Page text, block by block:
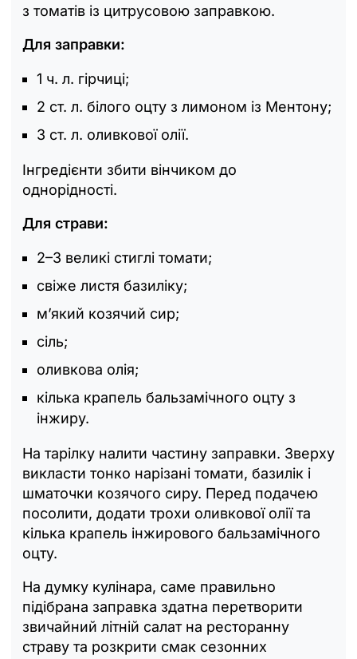
з томатів із цитрусовою заправкою.
Для заправки:
1 ч. л. гірчиці;
2 ст. л. білого оцту з лимоном із Ментону;
3 ст. л. оливкової олії.
Інгредієнти збити вінчиком до
однорідності.
Для страви:
2–3 великі стиглі томати;
свіже листя базиліку;
м’який козячий сир;
сіль;
оливкова олія;
кілька крапель бальзамічного оцту з
інжиру.
На тарілку налити частину заправки. Зверху
викласти тонко нарізані томати, базилік і
шматочки козячого сиру. Перед подачею
посолити, додати трохи оливкової олії та
кілька крапель інжирового бальзамічного
оцту.
На думку кулінара, саме правильно
підібрана заправка здатна перетворити
звичайний літній салат на ресторанну
страву та розкрити смак сезонних